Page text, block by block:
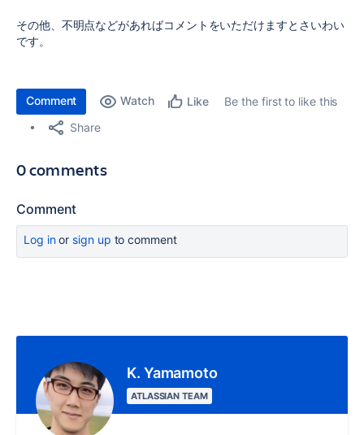
その他、不明点などがあればコメントをいただけますとさいわい
です。
Comment Watch Like
Be the first to like this
Share
0 comments
Comment
Log inor sign up to comment
K. Yamamoto
ATLASSIAN TEAM